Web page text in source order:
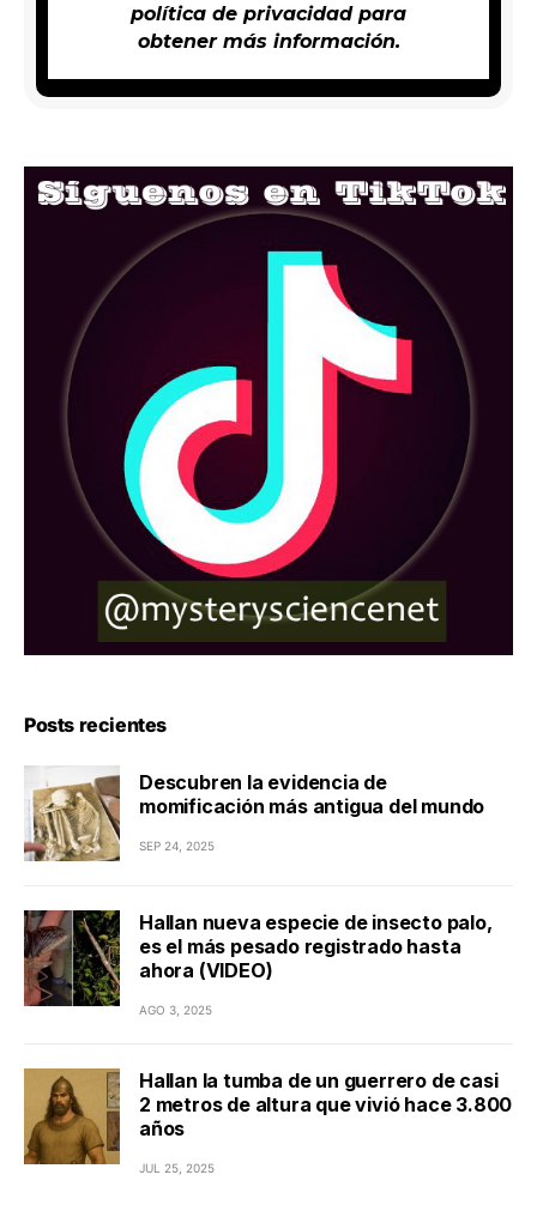
política de privacidadpara
obtener más información.
Posts recientes
Descubren la evidencia de
momificación más antigua del mundo
SEP 24, 2025
Hallan nueva especie de insecto palo,
es el más pesado registrado hasta
ahora (VIDEO)
AGO 3, 2025
Hallan la tumba de un guerrero de casi
2 metros de altura que vivió hace 3.800
años
JUL 25, 2025